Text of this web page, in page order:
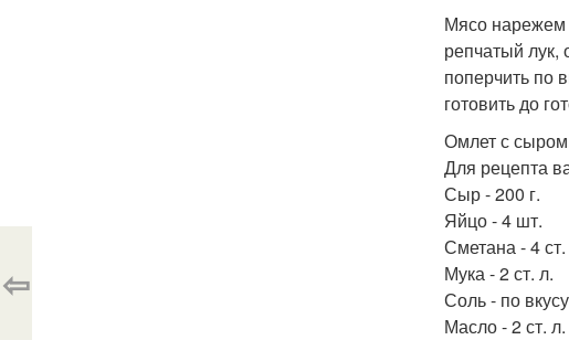
Мясо нарежем
репчатый
поперчить по
готовить до
Омлет с
Для рецепта
Сыр - 200 г.
Яйцо - 4 шт.
Сметана - 4 ст.
Мука - 2 ст. л.
Соль - по
Масло - 2 ст. л.
⇦